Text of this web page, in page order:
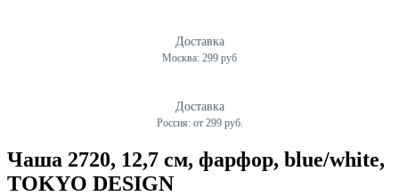
Доставка
Москва: 299 руб
Доставка
Россия: от 299 руб.
Чаша 2720, 12,7 см, фарфор, blue/white,
TOKYO DESIGN